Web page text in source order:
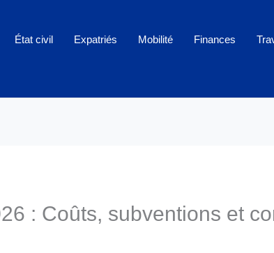
État civil Expatriés Mobilité Finances
: Coûts, subventions et